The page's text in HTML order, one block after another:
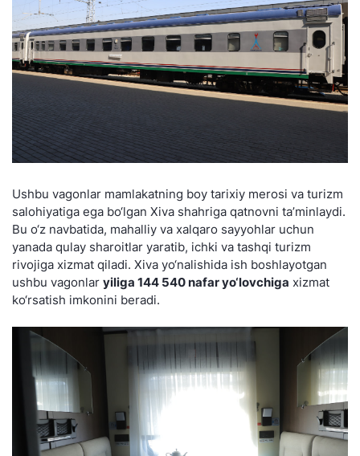
Ushbu vagonlar mamlakatning boy tarixiy merosi va turizm
salohiyatiga ega bo‘lgan Xiva shahriga qatnovni ta’minlaydi.
Bu o‘z navbatida, mahalliy va xalqaro sayyohlar uchun
yanada qulay sharoitlar yaratib, ichki va tashqi turizm
rivojiga xizmat qiladi. Xiva yo‘nalishida ish boshlayotgan
ushbu vagonlar yiliga 144 540 nafar yo‘lovchiga xizmat
ko‘rsatish imkonini beradi.